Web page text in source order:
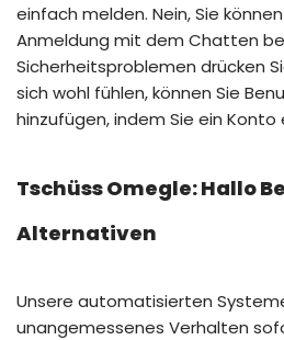
einfach melden. Nein, Sie
Anmeldung mit dem Chatten
Sicherheitsproblemen drücken
sich wohl fühlen, können Sie
hinzufügen, indem Sie ein Konto
Tschüss Omegle: Hallo
Alternativen
Unsere automatisierten
unangemessenes Verhalten